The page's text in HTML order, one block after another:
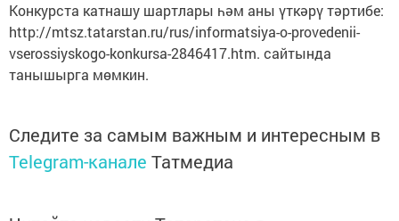
Конкурста катнашу шартлары һәм аны үткәрү тәртибе:
http://mtsz.tatarstan.ru/rus/informatsiya-o-provedenii-
vserossiyskogo-konkursa-2846417.htm. сайтында
танышырга мөмкин.
Следите за самым важным и интересным в
Telegram-канале Татмедиа